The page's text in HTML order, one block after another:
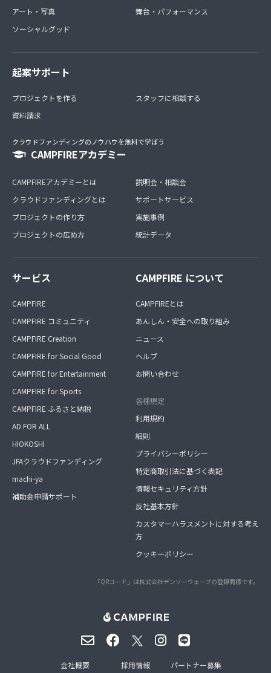
アート・写真
ソーシャルグッド
舞台・パフォーマンス
起案サポート
プロジェクトを作る
資料請求
スタッフに相談する
クラウドファンディングのノウハウを無料で学ぼう
CAMPFIREアカデミー
CAMPFIREアカデミーとは
クラウドファンディングとは
プロジェクトの作り方
プロジェクトの広め方
説明会・相談会
サポートサービス
実施事例
統計データ
サービス
CAMPFIRE
CAMPFIRE コミュニティ
CAMPFIRE Creation
CAMPFIRE for Social Good
CAMPFIRE for Entertainment
CAMPFIRE for Sports
CAMPFIRE ふるさと納税
AD FOR ALL
HIOKOSHI
JFAクラウドファンディング
machi-ya
補助金申請サポート
CAMPFIRE について
CAMPFIREとは
あんしん・安全への取り組み
ニュース
ヘルプ
お問い合わせ
各種規定
利用規約
細則
プライバシーポリシー
特定商取引法に基づく表記
情報セキュリティ方針
反社基本方針
カスタマーハラスメントに対する考え
方
クッキーポリシー
「QRコード」は株式会社デンソーウェーブの登録商標です。
会社概要 採用情報 パートナー募集